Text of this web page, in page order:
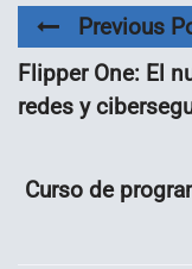
Previous
Flipper One: El
redes y
Curso de